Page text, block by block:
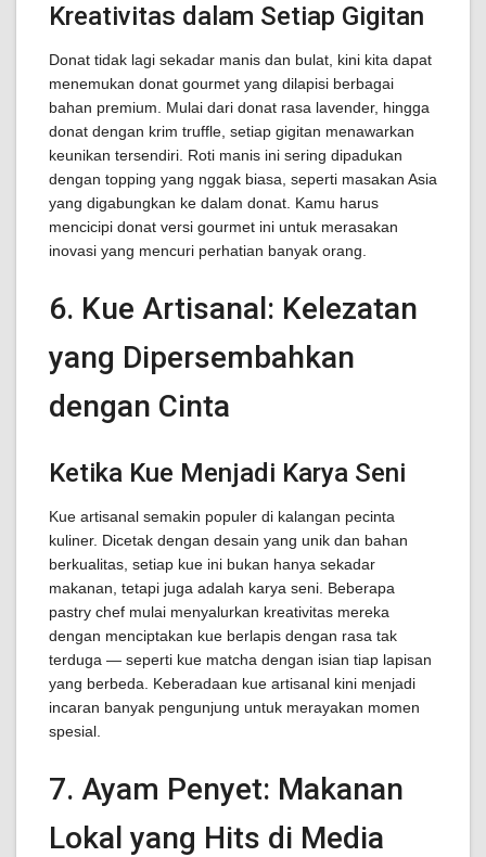
Kreativitas dalam Setiap Gigitan
Donat tidak lagi sekadar manis dan bulat, kini kita dapat
menemukan donat gourmet yang dilapisi berbagai
bahan premium. Mulai dari donat rasa lavender, hingga
donat dengan krim truffle, setiap gigitan menawarkan
keunikan tersendiri. Roti manis ini sering dipadukan
dengan topping yang nggak biasa, seperti masakan Asia
yang digabungkan ke dalam donat. Kamu harus
mencicipi donat versi gourmet ini untuk merasakan
inovasi yang mencuri perhatian banyak orang.
6. Kue Artisanal: Kelezatan
yang Dipersembahkan
dengan Cinta
Ketika Kue Menjadi Karya Seni
Kue artisanal semakin populer di kalangan pecinta
kuliner. Dicetak dengan desain yang unik dan bahan
berkualitas, setiap kue ini bukan hanya sekadar
makanan, tetapi juga adalah karya seni. Beberapa
pastry chef mulai menyalurkan kreativitas mereka
dengan menciptakan kue berlapis dengan rasa tak
terduga — seperti kue matcha dengan isian tiap lapisan
yang berbeda. Keberadaan kue artisanal kini menjadi
incaran banyak pengunjung untuk merayakan momen
spesial.
7. Ayam Penyet: Makanan
Lokal yang Hits di Media